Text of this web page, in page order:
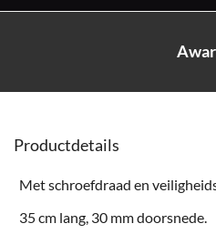
Productdetails
Met schroefdraad en
35 cm lang, 30 mm doorsnede.